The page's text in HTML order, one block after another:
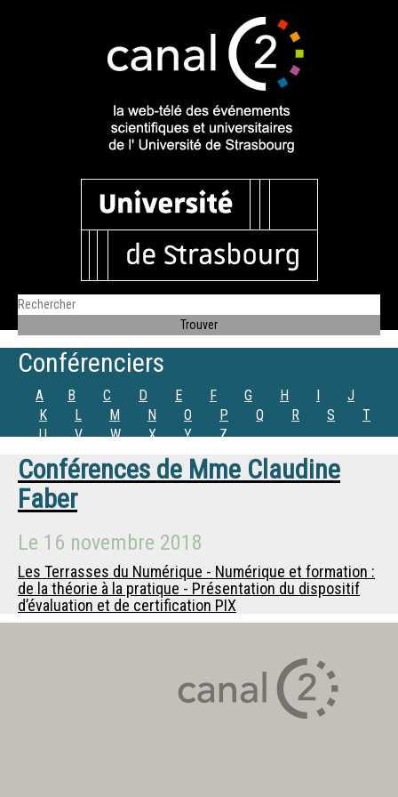
Conférenciers
A B C D E F G H I
J
K
L M N O P Q R S
T
U
V W X Y Z
Conférences de Mme Claudine
Faber
Le 16 novembre 2018
Les Terrasses du Numérique - Numérique et formation :
de la théorie à la pratique - Présentation du dispositif
d’évaluation et de certification PIX